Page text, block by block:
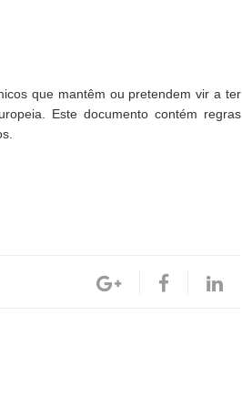
que mantêm ou pretendem vir a ter
Este documento contém regras